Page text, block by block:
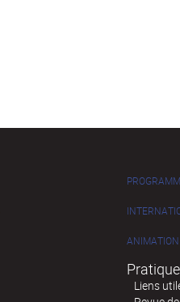
ANIMATION
Pratique
Liens